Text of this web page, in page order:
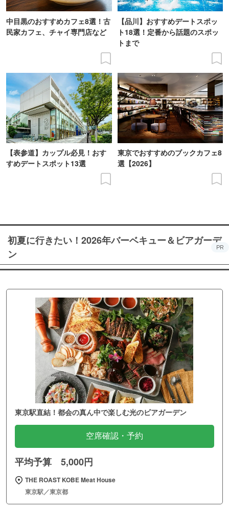
中目黒のおすすめカフェ8選！古
民家カフェ、チャイ専門店など
【品川】おすすめデートスポッ
ト18選！定番から話題のスポッ
トまで
【表参道】カップル必見！おす
すめデートスポット13選
東京でおすすめのブックカフェ8
選【2026】
初夏に行きたい！2026年バーベキュー＆ビアガーデ
ン
PR
東京駅直結！都会の真ん中で楽しむ光のビアガーデン
空席確認・予約
平均予算 5,000円
THE ROAST KOBE Meat House
東京駅／東京都